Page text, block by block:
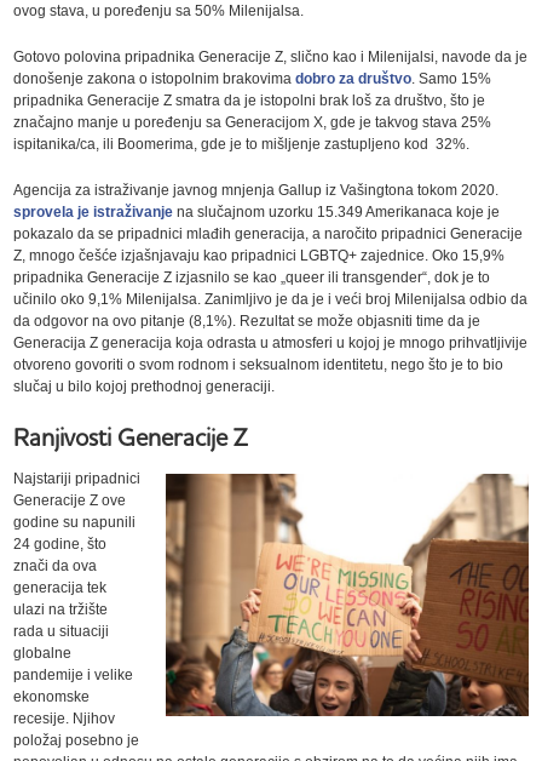
ovog stava, u poređenju sa 50% Milenijalsa.
Gotovo polovina pripadnika Generacije Z, slično kao i Milenijalsi, navode da je
donošenje zakona o istopolnim brakovimadobro za društvo . Samo 15%
pripadnika Generacije Z smatra da je istopolni brak loš za društvo, što je
značajno manje u poređenju sa Generacijom X, gde je takvog stava 25%
ispitanika/ca, ili Boomerima, gde je to mišljenje zastupljeno kod 32%.
Agencija za istraživanje javnog mnjenja Gallup iz Vašingtona tokom 2020.
sprovela je istraživanje na slučajnom uzorku 15.349 Amerikanaca koje je
pokazalo da se pripadnici mlađih generacija, a naročito pripadnici Generacije
Z, mnogo češće izjašnjavaju kao pripadnici LGBTQ+ zajednice. Oko 15,9%
pripadnika Generacije Z izjasnilo se kao „queer ili transgender“, dok je to
učinilo oko 9,1% Milenijalsa. Zanimljivo je da je i veći broj Milenijalsa odbio da
da odgovor na ovo pitanje (8,1%). Rezultat se može objasniti time da je
Generacija Z generacija koja odrasta u atmosferi u kojoj je mnogo prihvatljivije
otvoreno govoriti o svom rodnom i seksualnom identitetu, nego što je to bio
slučaj u bilo kojoj prethodnoj generaciji.
Ranjivosti Generacije Z
Najstariji pripadnici
Generacije Z ove
godine su napunili
24 godine, što
znači da ova
generacija tek
ulazi na tržište
rada u situaciji
globalne
pandemije i velike
ekonomske
recesije. Njihov
položaj posebno je